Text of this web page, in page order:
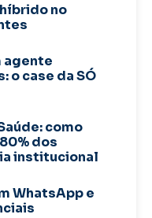
no
agente
o case da SÓ
como
dos
institucional
WhatsApp e